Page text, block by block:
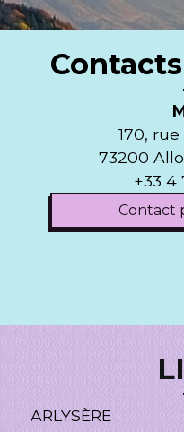
170,
73200
+33 4
Contact
ARLYSÈRE